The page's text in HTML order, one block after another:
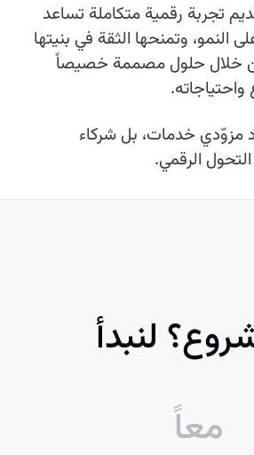
تجربة رقمية متكاملة تساعد
النمو، وتمنحها الثقة في بنيتها
من خلال حلول مصممة خصيصاً
مزوّدي خدمات، بل شركاء
الرقمي.
لنبدأ
معاً